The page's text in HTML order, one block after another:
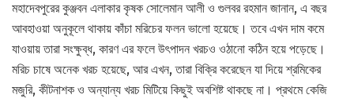
মহাদেবপুরের কুঞ্জবন এলাকার কৃষক সোলেমান আলী ও গুলবর রহমান জানান, এ বছর
আবহাওয়া অনুকূলে থাকায় কাঁচা মরিচের ফলন ভালো হয়েছে। তবে এখন দাম কমে
যাওয়ায় তারা সংক্ষুব্ধ, কারণ এর ফলে উৎপাদন খরচও ওঠানো কঠিন হয়ে পড়েছে।
মরিচ চাষে অনেক খরচ হয়েছে, আর এখন, তারা বিক্রি করেছেন যা দিয়ে শ্রমিকের
মজুরি, কীটনাশক ও অন্যান্য খরচ মিটিয়ে কিছুই অবশিষ্ট থাকছে না। প্রথমে কেজি